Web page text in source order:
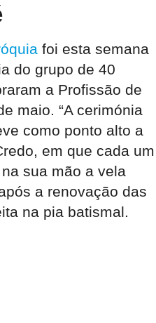
foi esta semana
do grupo de 40
a Profissão de
maio. “A cerimónia
como ponto alto a
em que cada um
sua mão a vela
a renovação das
na pia batismal.